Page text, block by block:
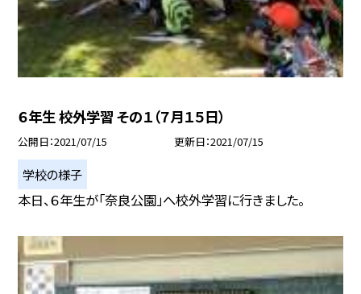
６年生 校外学習 その１（７月１５日）
公開日 2021/07/15 更新日 2021/07/15
学校の様子
本日、６年生が「奈良公園」へ校外学習に行きました。